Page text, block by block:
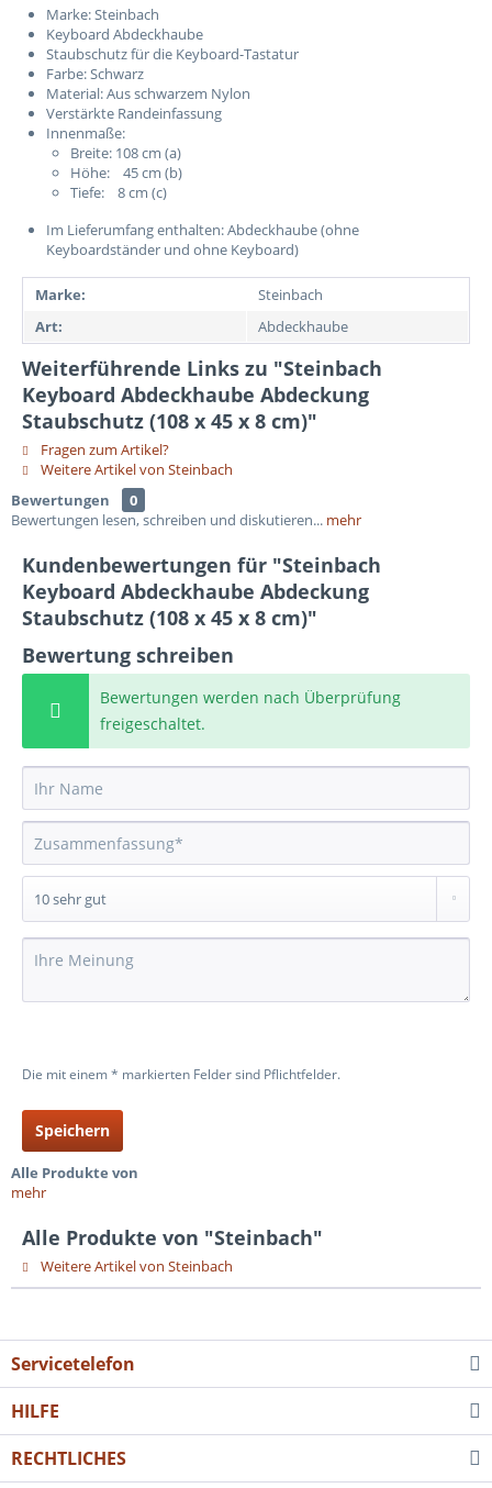
Marke: Steinbach
Keyboard Abdeckhaube
Staubschutz für die Keyboard-Tastatur
Farbe: Schwarz
Material: Aus schwarzem Nylon
Verstärkte Randeinfassung
Innenmaße:
Breite: 108 cm (a)
Höhe: 45 cm (b)
Tiefe: 8 cm (c)
Im Lieferumfang enthalten: Abdeckhaube (ohne
Keyboardständer und ohne Keyboard)
Marke:
Steinbach
Art:
Abdeckhaube
Weiterführende Links zu "Steinbach
Keyboard Abdeckhaube Abdeckung
Staubschutz (108 x 45 x 8 cm)"
Fragen zum Artikel?
Weitere Artikel von Steinbach
Bewertungen
0
Bewertungen lesen, schreiben und diskutieren... mehr
Kundenbewertungen für "Steinbach
Keyboard Abdeckhaube Abdeckung
Staubschutz (108 x 45 x 8 cm)"
Bewertung schreiben
Bewertungen werden nach Überprüfung
freigeschaltet.
Die mit einem * markierten Felder sind Pflichtfelder.
Speichern
Alle Produkte von
mehr
Alle Produkte von "Steinbach"
Weitere Artikel von Steinbach
Servicetelefon
HILFE
RECHTLICHES